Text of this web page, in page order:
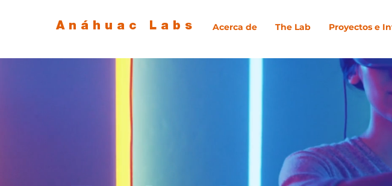
Anáhuac Labs Acerca de The Lab Proyectos e